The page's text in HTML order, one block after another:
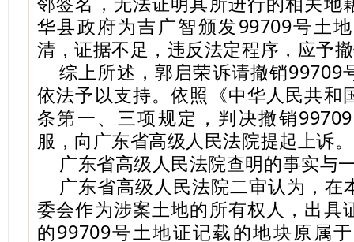
华县政府为吉广智颁发99709号土
清，证据不足，违反法定程序，应予
综上所述，郭启荣诉请撤销99709
依法予以支持。依照《中华人民共和
条第一、三项规定，判决撤销
服，向广东省高级人民法院提起上诉。
广东省高级人民法院查明的事实与
广东省高级人民法院二审认为，在
委会作为涉案土地的所有权人，出具
的99709号土地证记载的地块原属